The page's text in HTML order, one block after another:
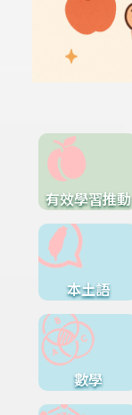
有效學習推動
本土語
數學